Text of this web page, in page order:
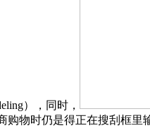
），同时，
物时仍是得正在搜刮框